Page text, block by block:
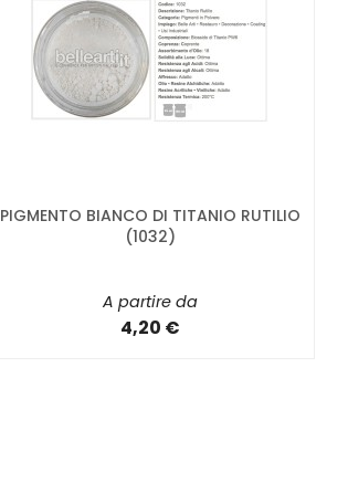
PIGMENTO BIANCO DI TITANIO RUTILIO
(1032)
A partire da
4,20 €